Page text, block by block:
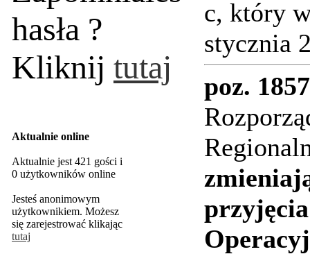
hasła ?
Kliknij tutaj
Aktualnie online
Aktualnie jest 421 gości i
0 użytkowników online
Jesteś anonimowym
użytkownikiem. Możesz
się zarejestrować klikając
tutaj
c, który
stycznia
poz. 1857